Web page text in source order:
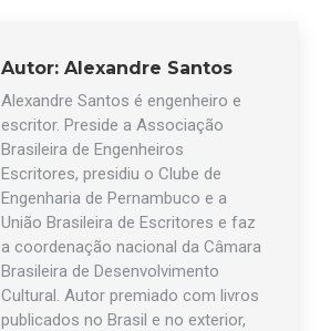
Autor: Alexandre Santos
Alexandre Santos é engenheiro e
escritor. Preside a Associação
Brasileira de Engenheiros
Escritores, presidiu o Clube de
Engenharia de Pernambuco e a
União Brasileira de Escritores e faz
a coordenação nacional da Câmara
Brasileira de Desenvolvimento
Cultural. Autor premiado com livros
publicados no Brasil e no exterior,